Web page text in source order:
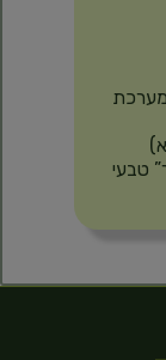
טבעי